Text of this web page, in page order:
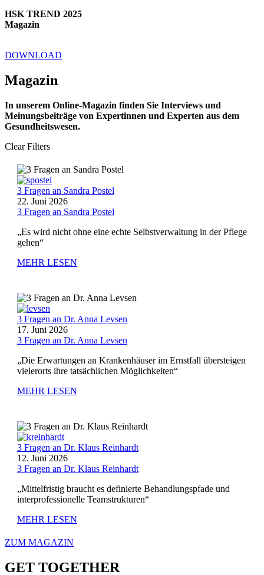
HSK TREND 2025
Magazin
DOWNLOAD
Magazin
In unserem Online-Magazin finden Sie Interviews und
Meinungsbeiträge von Expertinnen und Experten aus dem
Gesundheitswesen.
Clear Filters
3 Fragen an Sandra Postel
22. Juni 2026
3 Fragen an Sandra Postel
„Es wird nicht ohne eine echte Selbstverwaltung in der Pflege
gehen“
MEHR LESEN
3 Fragen an Dr. Anna Levsen
17. Juni 2026
3 Fragen an Dr. Anna Levsen
„Die Erwartungen an Krankenhäuser im Ernstfall übersteigen
vielerorts ihre tatsächlichen Möglichkeiten“
MEHR LESEN
3 Fragen an Dr. Klaus Reinhardt
12. Juni 2026
3 Fragen an Dr. Klaus Reinhardt
„Mittelfristig braucht es definierte Behandlungspfade und
interprofessionelle Teamstrukturen“
MEHR LESEN
ZUM MAGAZIN
GET TOGETHER